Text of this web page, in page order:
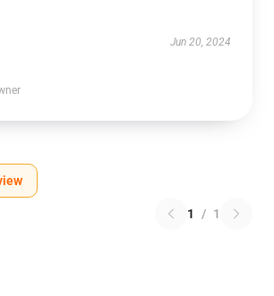
Jun 20, 2024
1 / 1